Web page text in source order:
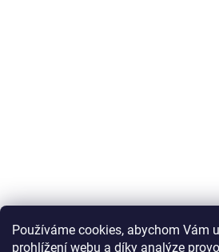
Používáme cookies, abychom Vám
prohlížení webu a díky analýze